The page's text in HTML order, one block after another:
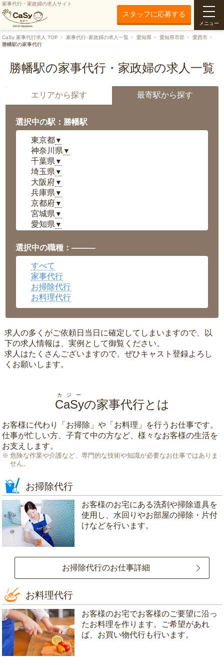
家事代行・家政婦の求人サイト
スタッフに応募する
メニュー
CaSy 家事代行求人 TOP 家事代行･家政婦の求人一覧 愛知県 愛知県市部
愛西市
勝幡駅の家事代行
勝幡駅の家事代行・家政婦の求人一覧
エリアから探す 最寄駅から探す
選択中の駅：勝幡駅
東京都▼
神奈川県 ▼
千葉県 ▼
埼玉県 ▼
大阪府▼
兵庫県 ▼
京都府▼
宮城県 ▼
愛知県 ▼
岡山県▼
広島県▼
沖縄県
選択中の職種：———
すべて
家事代行
お掃除代行
お料理代行
求人の多くがご依頼日当日に確定してしまいますので、以
下の求人情報は、実例として御覧ください。
求人はたくさんございますので、ぜひキャスト登録よろし
くお願いします。
CaSy
カジー
の家事代行とは
お客様に代わり「 お掃除 」や「 お料理 」を行うお仕事です。
仕事が忙しい方、子育て中の方など、様々なお客様の生活を
お支えします。
危険な作業や介護など、専門的な技術や知識が必要なお仕事ではありま
せん。
お掃除代行
お客様のお宅にある洗剤や掃除道具を
使用し、水回りやお部屋の掃除・片付
けなどを行います。
お掃除代行のお仕事詳細
お料理代行
お客様のお宅でお客様のご要望に沿っ
たお料理を作ります。ご希望があれ
ば、お買い物代行も行います。